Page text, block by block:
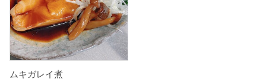
ムキガレイ煮